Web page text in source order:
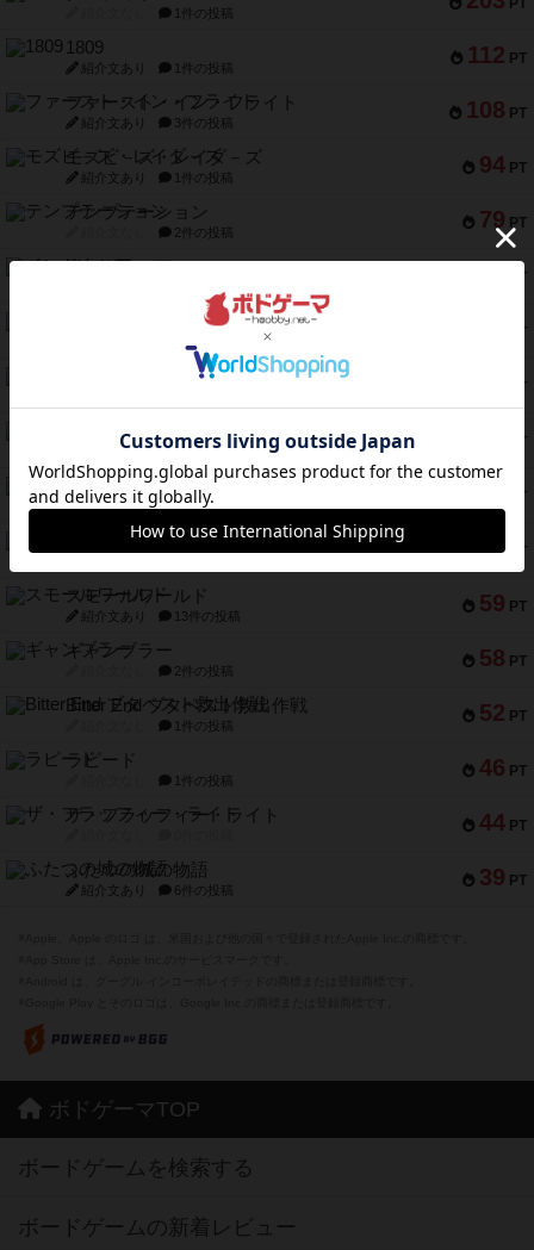
PT
1件の投稿
112 PT
1809
紹介文あり 1件の投稿
108 PT
ファースト・イン・フライト
紹介文あり 3件の投稿
94 PT
モズビ－ズ・レイダ－ズ
紹介文あり 1件の投稿
79 PT
テンプテーション
2件の投稿
PT
インドネシア
PT
PT
リスボン・トラム 28
PT
アマナイト
紹介文なし 1件の投稿
PT
ブラヴェスト
紹介文なし 1件の投稿
60 PT
スペクタキュラー
59 PT
スモールワールド
紹介文あり 13件の投稿
58 PT
ギャンブラー
2件の投稿
52 PT
Bitter End ブタペスト救出作戦
1件の投稿
46 PT
ラピード
1件の投稿
44 PT
ザ・フラッフィー・ライト
39 PT
ふたつの城の物語
紹介文あり 6件の投稿
ボドゲーマTOP
ボードゲームを検索する
ボードゲームの新着レビュー